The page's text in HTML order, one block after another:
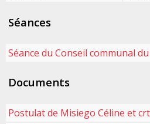
Séances
Séance du Conseil communal
Documents
Postulat de Misiego Céline et